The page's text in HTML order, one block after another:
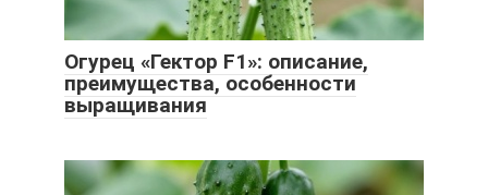
Огурец «Гектор F1»: описание,
преимущества, особенности
выращивания